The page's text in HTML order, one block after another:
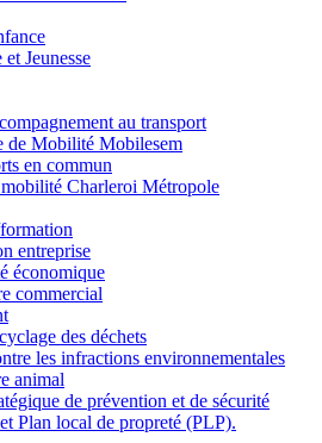
Jeunesse
au transport
de Mobilité Mobilesem
en commun
Charleroi Métropole
entreprise
économique
commercial
des déchets
les infractions environnementales
animal
de prévention et de sécurité
Plan local de propreté (PLP).